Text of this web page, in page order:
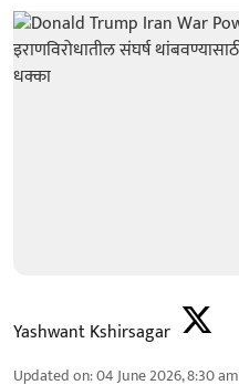
Yashwant Kshirsagar
Updated on:04 June 2026, 8:30 am